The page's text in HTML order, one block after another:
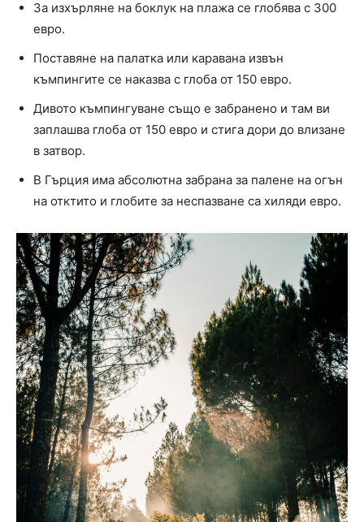
За изхърляне на боклук на плажа се глобява с 300
евро.
Поставяне на палатка или каравана извън
къмпингите се наказва с глоба от 150 евро.
Дивото къмпингуване също е забранено и там ви
заплашва глоба от 150 евро и стига дори до влизане
в затвор.
В Гърция има абсолютна забрана за палене на огън
на отктито и глобите за неспазване са хиляди евро.